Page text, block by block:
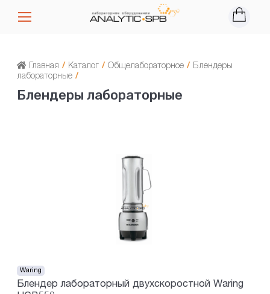
Главная / Каталог / Общелабораторное / Блендеры
лабораторные /
Блендеры лабораторные
Waring
Блендер лабораторный двухскоростной Waring